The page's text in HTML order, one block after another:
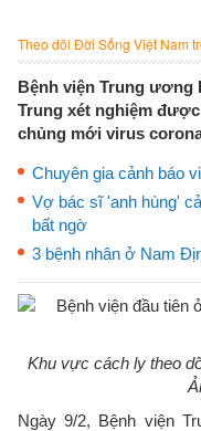
Theo dõi Đời Sống Việt Nam
Bệnh viện Trung ương
Trung xét nghiệm
chủng mới virus
Chuyên gia cảnh báo
Vợ bác sĩ 'anh hùng'
bất ngờ
3 bệnh nhân ở Nam
Khu vực cách ly theo
Ngày 9/2, Bệnh viện